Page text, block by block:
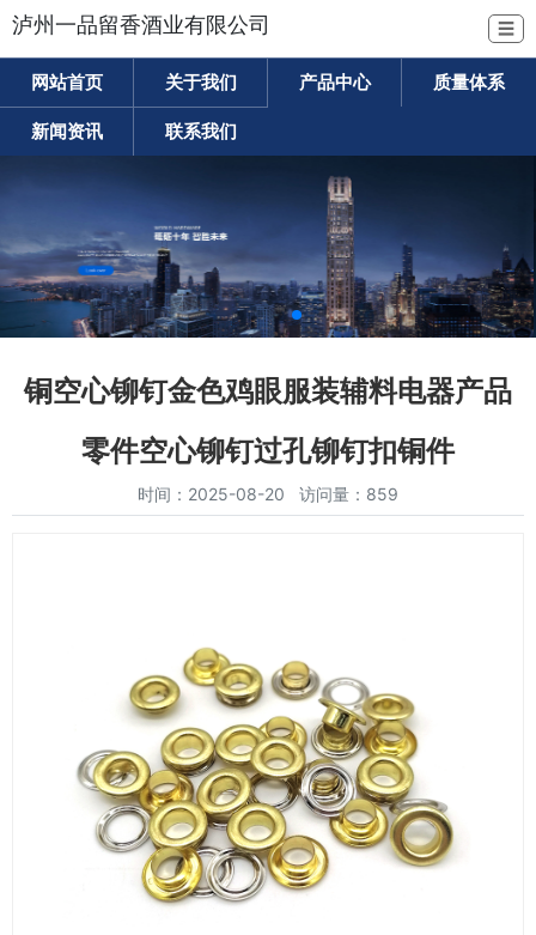
泸州一品留香酒业有限公司 ☰
网站首页 关于我们 产品中心 质量体系
新闻资讯 联系我们
铜空心铆钉金色鸡眼服装辅料电器产品
零件空心铆钉过孔铆钉扣铜件
时间：2025-08-20 访问量：859